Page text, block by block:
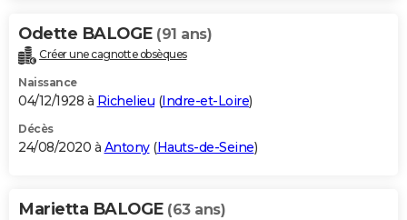
Odette BALOGE (91 ans)
Créer une cagnotte obsèques
Naissance
04/12/1928 à Richelieu (Indre-et-Loire)
Décès
24/08/2020 à Antony(Hauts-de-Seine)
Marietta BALOGE (63 ans)